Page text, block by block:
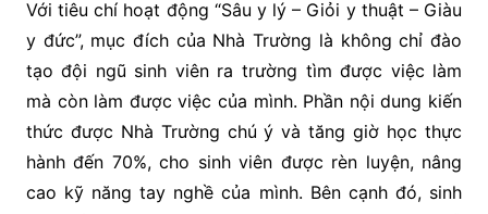
Với tiêu chí hoạt động “Sâu y lý – Giỏi y thuật – Giàu
y đức”, mục đích của Nhà Trường là không chỉ đào
tạo đội ngũ sinh viên ra trường tìm được việc làm
mà còn làm được việc của mình. Phần nội dung kiến
thức được Nhà Trường chú ý và tăng giờ học thực
hành đến 70%, cho sinh viên được rèn luyện, nâng
cao kỹ năng tay nghề của mình. Bên cạnh đó, sinh